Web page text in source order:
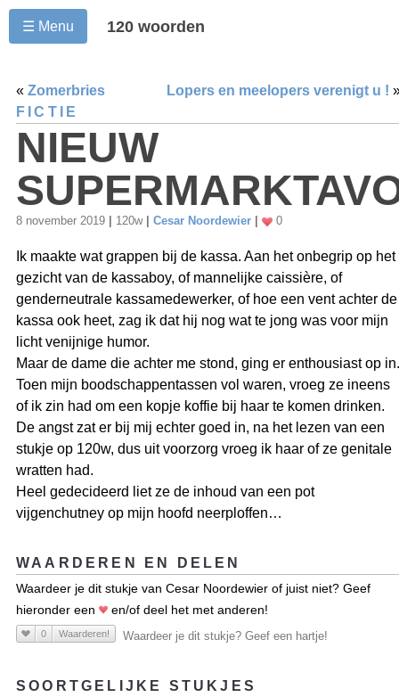
☰ Menu 120 woorden
« Zomerbries Lopers en meelopers verenigt u !
FICTIE
NIEUW
8 november 2019 120w Cesar Noordewier 0
Ik maakte wat grappen bij de kassa. Aan het onbegrip op het
gezicht van de kassaboy, of mannelijke caissière, of
genderneutrale kassamedewerker, of hoe een vent achter de
kassa ook heet, zag ik dat hij nog wat te jong was voor mijn
licht venijnige humor.
Maar de dame die achter me stond, ging er enthousiast op in.
Toen mijn boodschappentassen vol waren, vroeg ze ineens
of ik zin had om een kopje koffie bij haar te komen drinken.
De angst zat er bij mij echter goed in, na het lezen van een
stukje op 120w, dus uit voorzorg vroeg ik haar of ze genitale
wratten had.
Heel gedecideerd liet ze de inhoud van een pot
vijgenchutney op mijn hoofd neerploffen…
WAARDEREN EN DELEN
Waardeer je dit stukje van Cesar Noordewier of juist niet? Geef
hieronder een
en/of deel het met anderen!
0 Waarderen! Waardeer je dit stukje? Geef een hartje!
SOORTGELIJKE STUKJES